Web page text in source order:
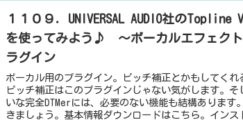
１１０９．UNIVERSAL AUDIO社の
を使ってみよう♪ ～ボーカルエフェク
ラグイン
ボーカル用のプラグイン。ピッチ補正とかもしてくれ
ピッチ補正はこのプラグインじゃない気がします。そ
いな完全DTMerには、必要のない機能も結構あります
きましょう。基本情報ダウンロードはこちら。イン